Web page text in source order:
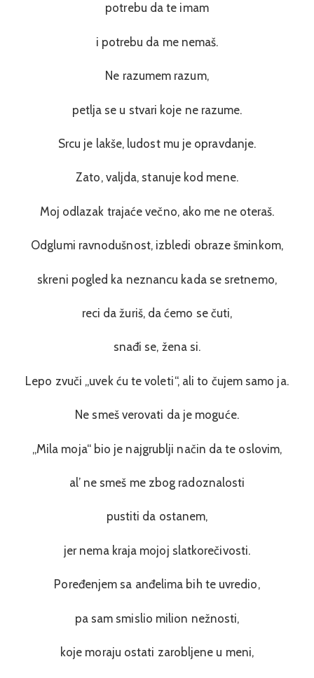
potrebu da te imam
i potrebu da me nemaš.
Ne razumem razum,
petlja se u stvari koje ne razume.
Srcu je lakše, ludost mu je opravdanje.
Zato, valjda, stanuje kod mene.
Moj odlazak trajaće večno, ako me ne oteraš.
Odglumi ravnodušnost, izbledi obraze šminkom,
skreni pogled ka neznancu kada se sretnemo,
reci da žuriš, da ćemo se čuti,
snađi se, žena si.
Lepo zvuči „uvek ću te voleti“, ali to čujem samo ja.
Ne smeš verovati da je moguće.
„Mila moja“ bio je najgrublji način da te oslovim,
al’ ne smeš me zbog radoznalosti
pustiti da ostanem,
jer nema kraja mojoj slatkorečivosti.
Poređenjem sa anđelima bih te uvredio,
pa sam smislio milion nežnosti,
koje moraju ostati zarobljene u meni,